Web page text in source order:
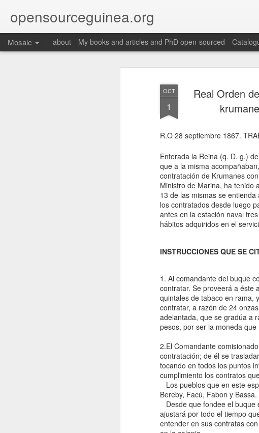
OCT
1
Real Orden
R.O 28 septiembre 1867.
Enterada la Reina (q. D. g.)
que a la misma
contratación de Krumanes
Ministro de Marina, ha tenido
13 de las mismas se
los contratados desde luego
antes en la estación naval
hábitos adquiridos en el
INSTRUCCIONES QUE SE
1. Al comandante del buque
contratar. Se proveerá a éste
quintales de tabaco en rama,
contratar, a razón de 24
adelantada, que se gradúa a
pesos, por ser la moneda
2.El Comandante
contratación; de él se
tocando en todos los puntos
cumplimiento los contratos
Los pueblos que en este
Bereby, Facú, Fabon y Bassa.
Desde que fondee el buque
ajustará por todo el tiempo
entender en sus contratas
opensourceguinea.org
Mosaic about My books and articles and PhD open-sourced
petroestado: Especulación y
conflictos petroleros en el
nacimiento de la geopolítica en la
Guinea Ecuatorial independiente,
1969-1977.” In Proceso y legado de
la descolonización española en
África, edited by Gonzalo Álvarez
Chillida and Juan Ignacio Castien
Maestro. Barcelona: Bellaterra.
(2025) “Proto-petroestado: Especulación y
independiente, 1969-1977,” In Proceso y
legado de la descolonización española en